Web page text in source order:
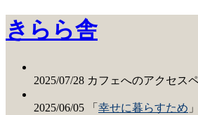
きらら舎
2025/07/28 カフェへのアクセス
2025/06/05 「 幸せに暮らすため